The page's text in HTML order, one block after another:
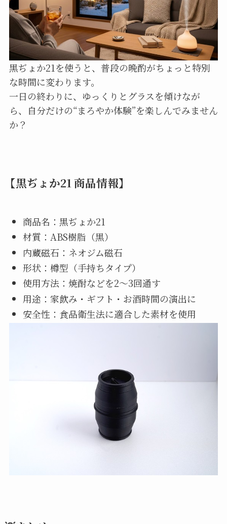
黒ぢょか21を使うと、普段の晩酌がちょっと特別
な時間に変わります。
一日の終わりに、ゆっくりとグラスを傾けなが
ら、自分だけの“まろやか体験”を楽しんでみません
か？
【黒ぢょか21 商品情報】
商品名：黒ぢょか21
材質：ABS樹脂（黒）
内蔵磁石：ネオジム磁石
形状：樽型（手持ちタイプ）
使用方法：焼酎などを2〜3回通す
用途：家飲み・ギフト・お酒時間の演出に
安全性：食品衛生法に適合した素材を使用